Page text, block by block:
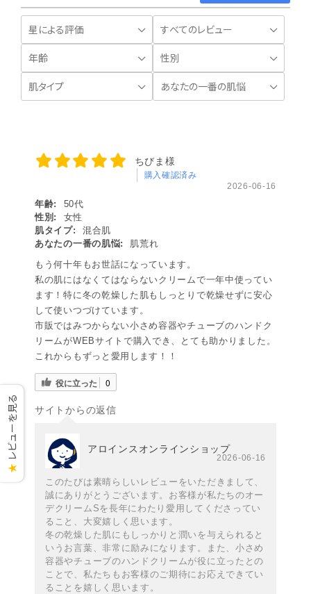
ちびま様
購入確認済み
2026-06-16
年齢:
50代
性別:
女性
肌タイプ:
混合肌
あなたの一番の肌悩:
肌荒れ
もう何十年もお世話になっています。
私の肌にはなくてはならないクリームで一年中使ってい
ます！特に冬の乾燥した肌もしっとりで乾燥せずに安心
して使いつづけています。
市販ではみつからない小さめ容器やチューブのハンドク
リームがWEBサイトで購入でき、とても助かりました。
これからもずっと愛用します！！
役に立った 0
サイトからの返信
アロインスオンラインショップ
2026-06-16
このたびは素晴らしいレビューをいただきまして、
誠にありがとうございます。お客様が私たちのオー
デクリームSを長年にわたり愛用してくださってい
ること、大変嬉しく思います。
冬の乾燥した肌にもしっかりと潤いを与えられると
いうお言葉、非常に励みになります。また、小さめ
容器やチューブのハンドクリームが役に立ったとの
ことで、私たちもお客様のご期待にお応えできてい
ることを嬉しく思います。
★
レビューを見る